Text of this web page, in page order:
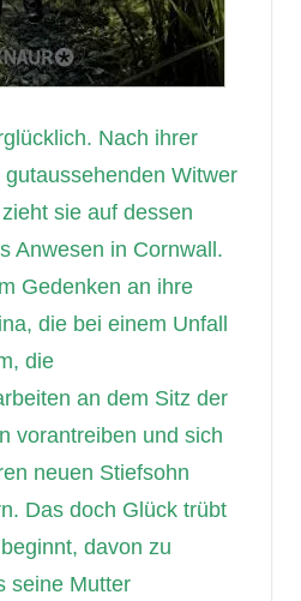
Nach ihrer
Witwer
sie auf dessen
Anwesen in Cornwall.
Gedenken an ihre
die bei einem Unfall
die
an dem Sitz der
vorantreiben und sich
neuen Stiefsohn
Das doch Glück trübt
davon zu
seine Mutter